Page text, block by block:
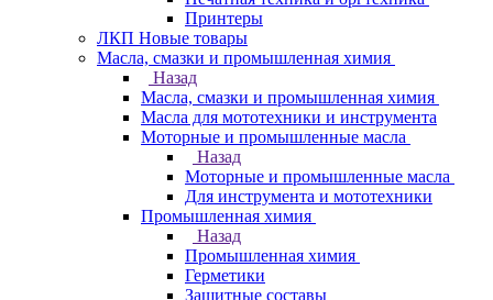
Принтеры
ЛКП Новые товары
Масла, смазки и промышленная химия
Назад
Масла, смазки и промышленная химия
Масла для мототехники и инструмента
Моторные и промышленные масла
Назад
Моторные и промышленные масла
Для инструмента и мототехники
Промышленная химия
Назад
Промышленная химия
Герметики
Защитные составы